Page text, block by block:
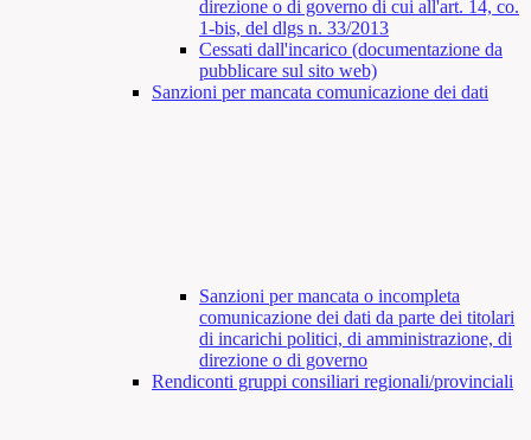
direzione o di governo di cui all'art. 14, co.
1-bis, del dlgs n. 33/2013
Cessati dall'incarico (documentazione da
pubblicare sul sito web)
Sanzioni per mancata comunicazione dei dati
Sanzioni per mancata o incompleta
comunicazione dei dati da parte dei titolari
di incarichi politici, di amministrazione, di
direzione o di governo
Rendiconti gruppi consiliari regionali/provinciali